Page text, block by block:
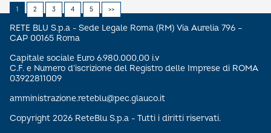
1 2 3 4 5 >>
RETE BLU S.p.a - Sede Legale Roma (RM) Via Aurelia 796 –
CAP 00165 Roma
Capitale sociale Euro 6.980.000,00 i.v
C.F. e Numero d’iscrizione del Registro delle Imprese di ROMA
03922811009
amministrazione.reteblu@pec.glauco.it
Copyright 2026 ReteBlu S.p.a - Tutti i diritti riservati.